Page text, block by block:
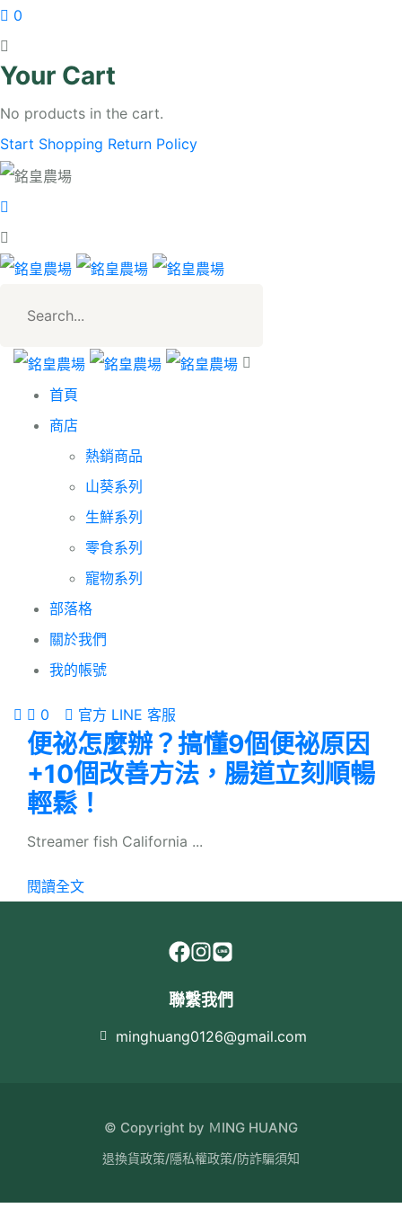
0
Your Cart
No products in the cart.
Start Shopping Return Policy
首頁
商店
熱銷商品
山葵系列
生鮮系列
零食系列
寵物系列
部落格
關於我們
我的帳號
0 官方 LINE 客服
便祕怎麼辦？搞懂9個便祕原因
+10個改善方法，腸道立刻順暢
輕鬆！
Streamer fish California ...
閱讀全文
聯繫我們
minghuang0126@gmail.com
© Copyright by ＭING HUANG
退換貨政策/隱私權政策/防詐騙須知